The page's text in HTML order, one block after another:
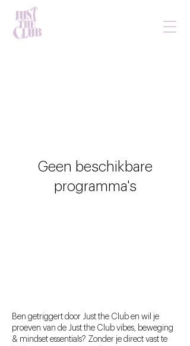
Geen beschikbare
programma's
Ben getriggert door Just the Club en wil je
proeven van de Just the Club vibes, beweging
& mindset essentials? Zonder je direct vast te